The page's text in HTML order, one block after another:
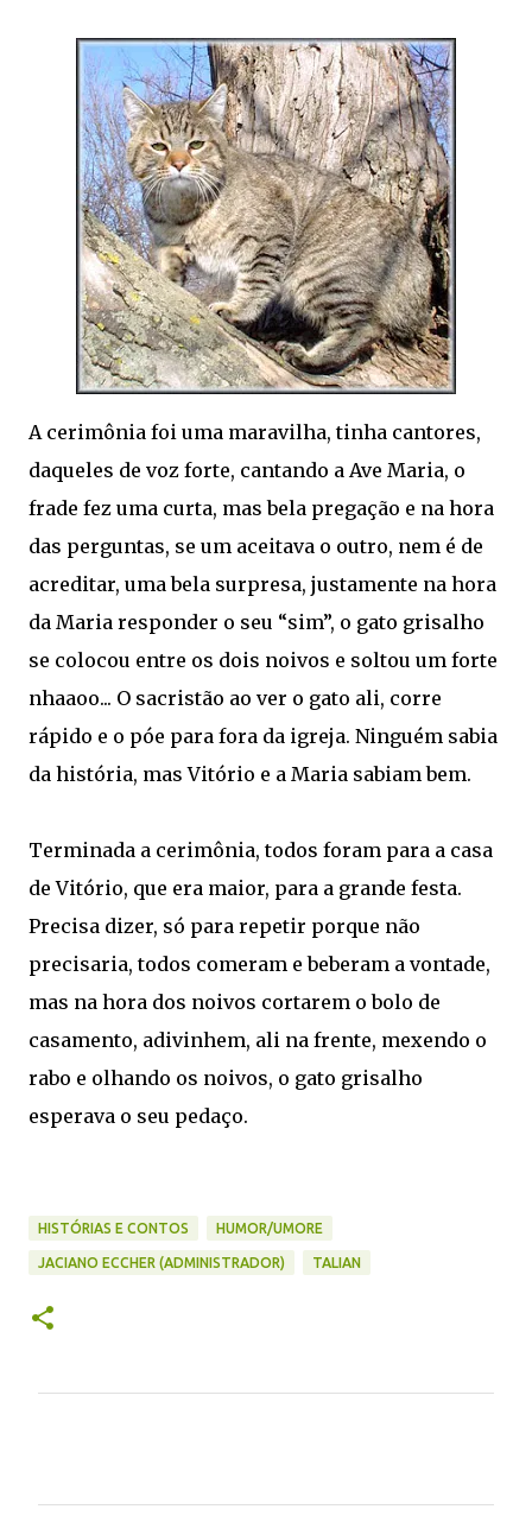
A cerimônia foi uma maravilha, tinha cantores,
daqueles de voz forte, cantando a Ave Maria, o
frade fez uma curta, mas bela pregação e na hora
das perguntas, se um aceitava o outro, nem é de
acreditar, uma bela surpresa, justamente na hora
da Maria responder o seu “sim”, o gato grisalho
se colocou entre os dois noivos e soltou um forte
nhaaoo... O sacristão ao ver o gato ali, corre
rápido e o póe para fora da igreja. Ninguém sabia
da história, mas Vitório e a Maria sabiam bem.
Terminada a cerimônia, todos foram para a casa
de Vitório, que era maior, para a grande festa.
Precisa dizer, só para repetir porque não
precisaria, todos comeram e beberam a vontade,
mas na hora dos noivos cortarem o bolo de
casamento, adivinhem, ali na frente, mexendo o
rabo e olhando os noivos, o gato grisalho
esperava o seu pedaço.
HISTÓRIAS E CONTOS HUMOR/UMORE
JACIANO ECCHER (ADMINISTRADOR) TALIAN